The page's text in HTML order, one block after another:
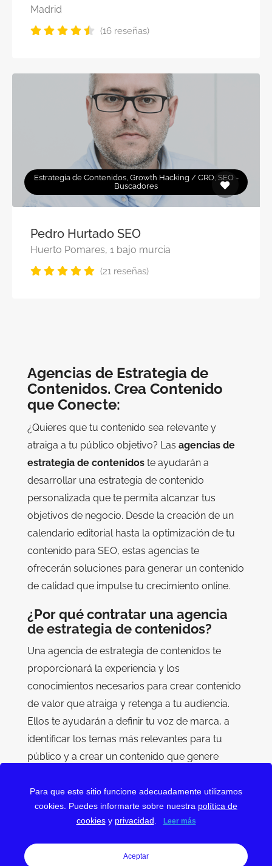
Madrid
(16 reseñas)
Estrategia de Contenidos, Growth Hacking / CRO, SEO -
Buscadores
Pedro Hurtado SEO
Huerto Pomares, 1 bajo murcia
(21 reseñas)
Agencias de Estrategia de
Contenidos. Crea Contenido
que Conecte:
¿Quieres que tu contenido sea relevante y
atraiga a tu público objetivo? Las agencias de
estrategia de contenidos te ayudarán a
desarrollar una estrategia de contenido
personalizada que te permita alcanzar tus
objetivos de negocio. Desde la creación de un
calendario editorial hasta la optimización de tu
contenido para SEO, estas agencias te
ofrecerán soluciones para generar un contenido
de calidad que impulse tu crecimiento online.
¿Por qué contratar una agencia
de estrategia de contenidos?
Una agencia de estrategia de contenidos te
proporcionará la experiencia y los
conocimientos necesarios para crear contenido
de valor que atraiga y retenga a tu audiencia.
Ellos te ayudarán a definir tu voz de marca, a
identificar los temas más relevantes para tu
público y a crear un contenido que genere
¿Estás buscando una agencia de estrategia de
contenidos para impulsar tu negocio? En esta
especializadas en crear contenido de calidad.
Para que este sitio funcione adecuadamente utilizamos
cookies. Puedes informarte sobre nuestra política de
cookiesy privacidad Leer más
Aceptar